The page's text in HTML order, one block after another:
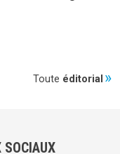
Toute éditorial
SOCIAUX